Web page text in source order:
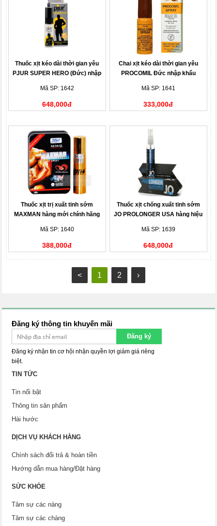
Thuốc xịt kéo dài thời gian yêu
PJUR SUPER HERO (Đức) nhập
Mã SP: 1642
648,000đ
Chai xịt kéo dài thời gian yêu
PROCOMIL Đức nhập khẩu
Mã SP: 1641
333,000đ
Thuốc xịt trị xuất tinh sớm
MAXMAN hàng mới chính hãng
Mã SP: 1640
388,000đ
Thuốc xịt chống xuất tinh sớm
JO PROLONGER USA hàng hiệu
Mã SP: 1639
648,000đ
< 1 2 ›
Đăng ký thông tin khuyến mãi
Đăng ký
Đăng ký nhận tin cơ hội nhận quyền lợi giảm giá riêng
biệt.
TIN TỨC
Tin nổi bật
Thông tin sản phẩm
Hài hước
DỊCH VỤ KHÁCH HÀNG
Chính sách đổi trả & hoàn tiền
Hướng dẫn mua hàng/Đặt hàng
SỨC KHỎE
Tâm sự các nàng
Tâm sự các chàng